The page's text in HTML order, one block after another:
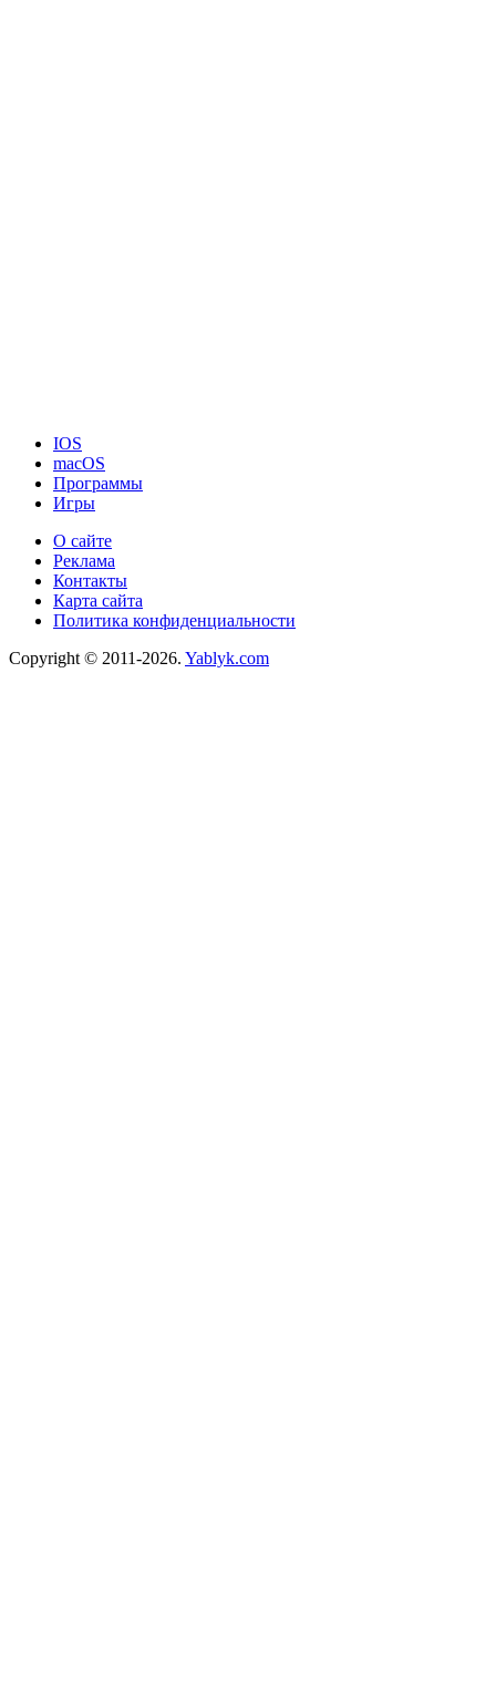
IOS
macOS
Программы
Игры
О сайте
Реклама
Контакты
Карта сайта
Политика конфиденциальности
Copyright © 2011-2026. Yablyk.сom